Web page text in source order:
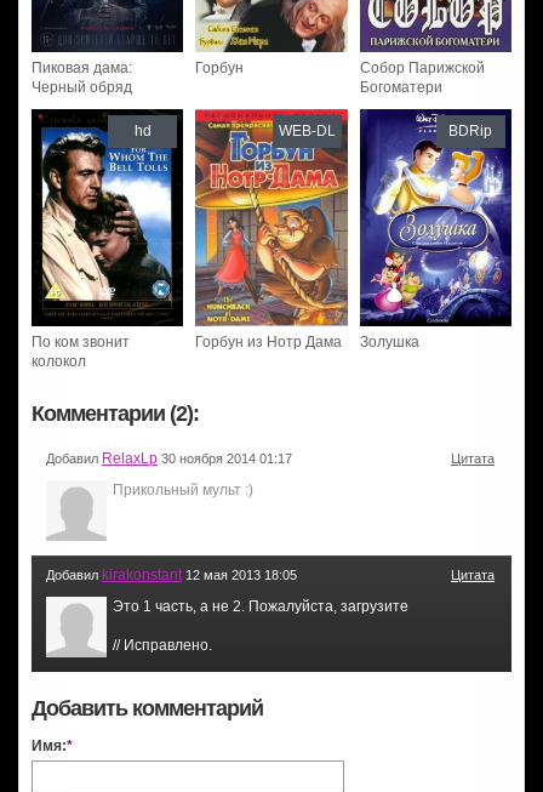
Пиковая дама:
Черный обряд
Горбун
Собор Парижской
Богоматери
По ком звонит
колокол
hd
Горбун из Нотр Дама
WEB-DL
Золушка
BDRip
Комментарии (2):
Добавил RelaxLp 30 ноября 2014 01:17 Цитата
Прикольный мульт :)
Добавил kirakonstant 12 мая 2013 18:05 Цитата
Это 1 часть, а не 2. Пожалуйста, загрузите
// Исправлено.
Добавить комментарий
Имя:*